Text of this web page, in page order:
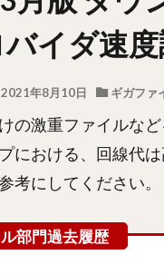
イダ速
2021年8月10日 ギガファ
の激重ファイルな
における、回線代
考にしてください。